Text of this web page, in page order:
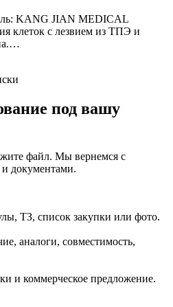
KANG JIAN MEDICAL
клеток с лезвием из ТПЭ и
под вашу
файл. Мы вернемся с
документами.
ТЗ, список закупки или фото.
аналоги, совместимость,
и коммерческое предложение.